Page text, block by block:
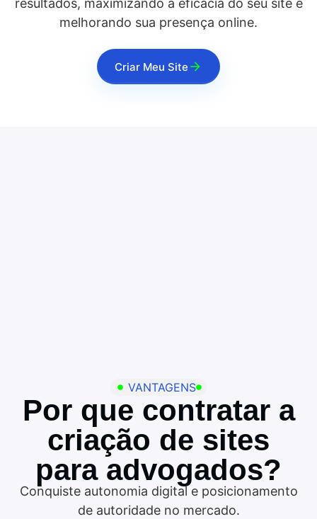
melhorando sua presença online.
Criar Meu Site
VANTAGENS
Por que contratar a
criação de sites
para advogados?
Conquiste autonomia digital e posicionamento
de autoridade no mercado.